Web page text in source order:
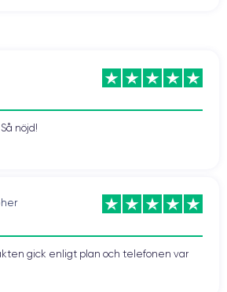
nöjd!
gick enligt plan och telefonen var